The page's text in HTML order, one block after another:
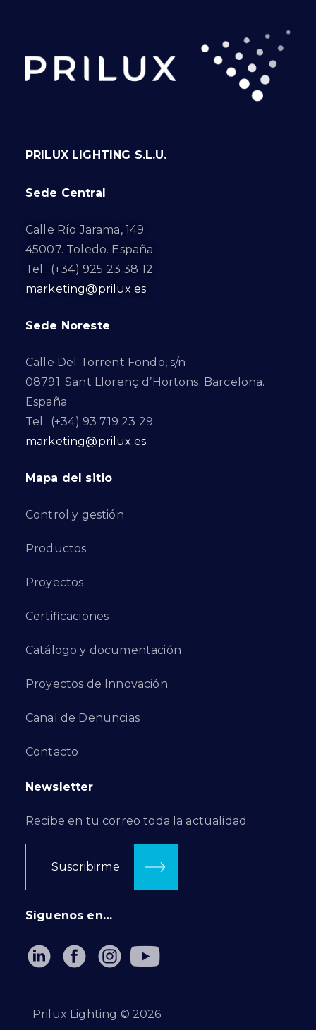
PRILUX LIGHTING S.L.U.
Sede Central
Calle Río Jarama, 149
45007. Toledo. España
Tel.: (+34) 925 23 38 12
marketing@prilux.es
Sede Noreste
Calle Del Torrent Fondo, s/n
08791. Sant Llorenç d’Hortons. Barcelona.
España
Tel.: (+34) 93 719 23 29
marketing@prilux.es
Mapa del sitio
Control y gestión
Productos
Proyectos
Certificaciones
Catálogo y documentación
Proyectos de Innovación
Canal de Denuncias
Contacto
Newsletter
Recibe en tu correo toda la actualidad:
Suscribirme
Síguenos en…
Prilux Lighting © 2026